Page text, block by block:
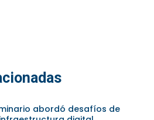
abordó desafíos de